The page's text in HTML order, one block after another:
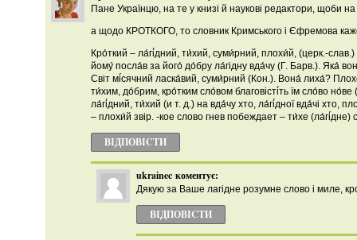
Пане Українцю, на те у книзі й наукові редактори, щоби
а щодо КРОТКОГО, то словник Кримського і Єфремова
Кро́ткий – ла́гі́дний, ти́хий, суми́рний, плохи́й, (церк.-
йому́ посла́в за його́ до́бру ла́гідну вда́чу (Г. Барв.). Яка́
Світ мі́сячний ласка́вий, суми́рний (Кон.). Вона́ лиха́?
ти́хим, до́брим, кро́тким сло́вом благовісті́ть їм сло́во
ла́гі́дний, ти́хий (и т. д.) на вда́чу хто, ла́гі́дної вда́чі хто,
– плохи́й звір. -кое слово гнев побеждает – ти́хе (ла́гі́дне)
ВІДПОВІCТИ
ukrainec коментує:
Дякую за Ваше лагідне розумне слово і миле,
ВІДПОВІCТИ